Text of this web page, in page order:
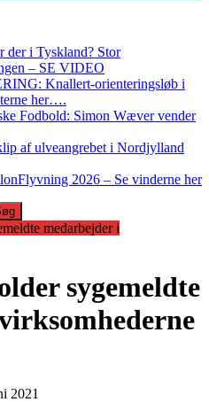
der i Tyskland? Stor
– SE VIDEO
Knallert-orienteringsløb i
her….
Fodbold: Simon Wæver vender
af ulveangrebet i Nordjylland
2026 – Se vinderne her
medarbejder i
sygemeldte
2021